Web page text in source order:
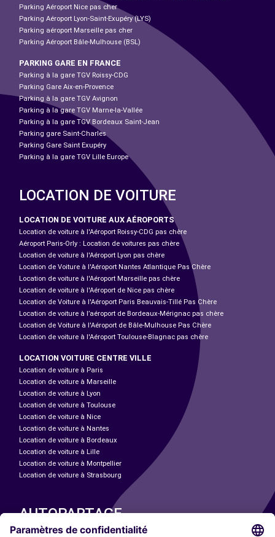
Parking Aéroport Nice pas cher
Parking Aéroport Lyon-Saint-Exupéry (LYS)
Parking aéroport Marseille pas cher
Parking Aéroport Bâle-Mulhouse (BSL)
PARKING GARE EN FRANCE
Parking à la gare TGV Roissy-CDG
Parking Gare Aix-en-Provence
Parking à la gare TGV Avignon
Parking à la gare TGV Marne-la-Vallée
Parking à la gare TGV Bordeaux Saint-Jean
Parking gare Saint-Charles
Parking Gare Saint Exupéry
Parking à la gare TGV Lille Europe
LOCATION DE VOITURE
LOCATION DE VOITURE AUX AÉROPORTS
Location de voiture à l'Aéroport Roissy-CDG pas chère
Aéroport Paris-Orly : Location de voitures pas chère
Location de voiture à l'Aéroport Lyon pas chère
Location de Voiture à l'Aéroport Nantes Atlantique Pas Chère
Location de voiture à l'Aéroport Marseille pas chère
Location de voiture à l'Aéroport de Nice pas chère
Location de Voiture à l'Aéroport Paris Beauvais-Tillé Pas Chère
Location de voiture à l’aéroport de Bordeaux-Mérignac pas chère
Location de Voiture à l'Aéroport de Bâle-Mulhouse Pas Chère
Location de voiture à l'Aéroport Toulouse-Blagnac pas chère
LOCATION VOITURE CENTRE VILLE
Location de voiture à Paris
Location de voiture à Marseille
Location de voiture à Lyon
Location de voiture à Toulouse
Location de voiture à Nice
Location de voiture à Nantes
Location de voiture à Bordeaux
Location de voiture à Lille
Location de voiture à Montpellier
Location de voiture à Strasbourg
AUTOPARTAGE